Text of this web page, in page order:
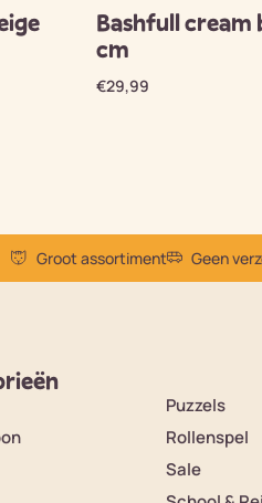
Bashfull cream
cm
€29,99
Groot assortiment Geen
Puzzels
Rollenspel
Sale